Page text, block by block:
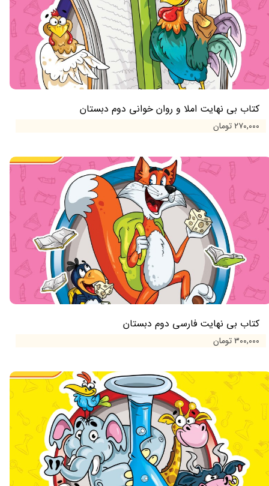
کتاب بی نهایت املا و روان خوانی دوم دبستان
۲۷۰,۰۰۰ تومان
کتاب بی نهایت فارسی دوم دبستان
۳۰۰,۰۰۰ تومان